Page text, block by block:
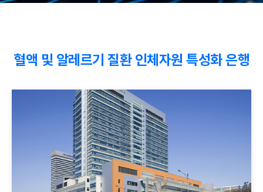
혈액 및 알레르기 질환 인체자원 특성화 은행